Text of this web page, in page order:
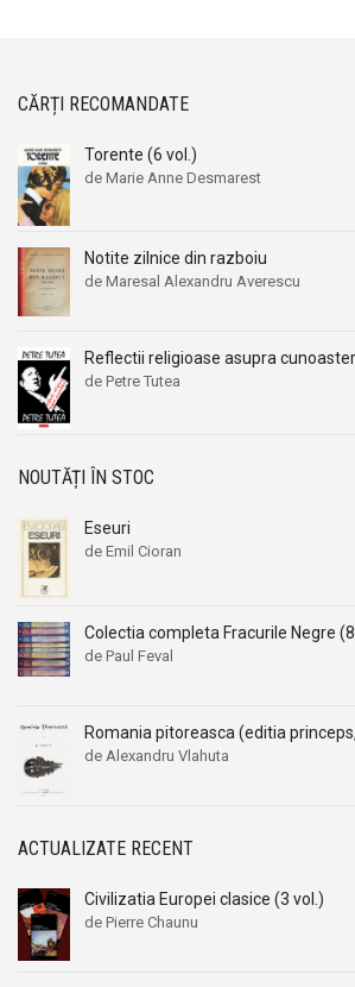
CĂRȚI RECOMANDATE
Torente (6 vol.)
de Marie Anne Desmarest
Notite zilnice din razboiu
de Maresal Alexandru Averescu
Reflectii religioase asupra
de Petre Tutea
NOUTĂȚI ÎN STOC
Eseuri
de Emil Cioran
Colectia completa Fracurile Negre
de Paul Feval
Romania pitoreasca (editia
de Alexandru Vlahuta
ACTUALIZATE RECENT
Civilizatia Europei clasice (3 vol.)
de Pierre Chaunu